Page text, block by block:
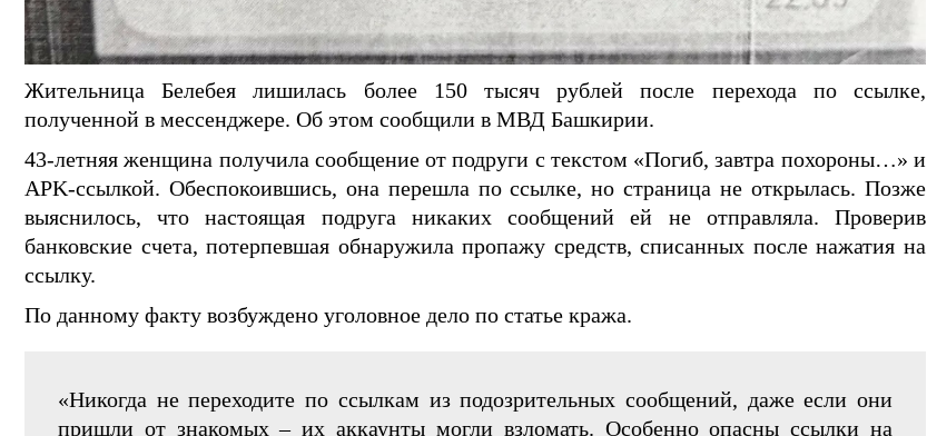
Жительница Белебея лишилась более 150 тысяч рублей после перехода по ссылке,
полученной в мессенджере. Об этом сообщили в МВД Башкирии.
43-летняя женщина получила сообщение от подруги с текстом «Погиб, завтра похороны…» и
APK-ссылкой. Обеспокоившись, она перешла по ссылке, но страница не открылась. Позже
выяснилось, что настоящая подруга никаких сообщений ей не отправляла. Проверив
банковские счета, потерпевшая обнаружила пропажу средств, списанных после нажатия на
ссылку.
По данному факту возбуждено уголовное дело по статье кража.
«Никогда не переходите по ссылкам из подозрительных сообщений, даже если они
пришли от знакомых – их аккаунты могли взломать. Особенно опасны ссылки на